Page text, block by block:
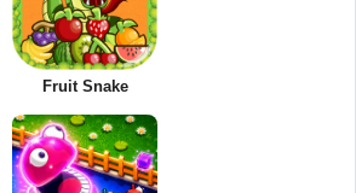
Fruit Snake